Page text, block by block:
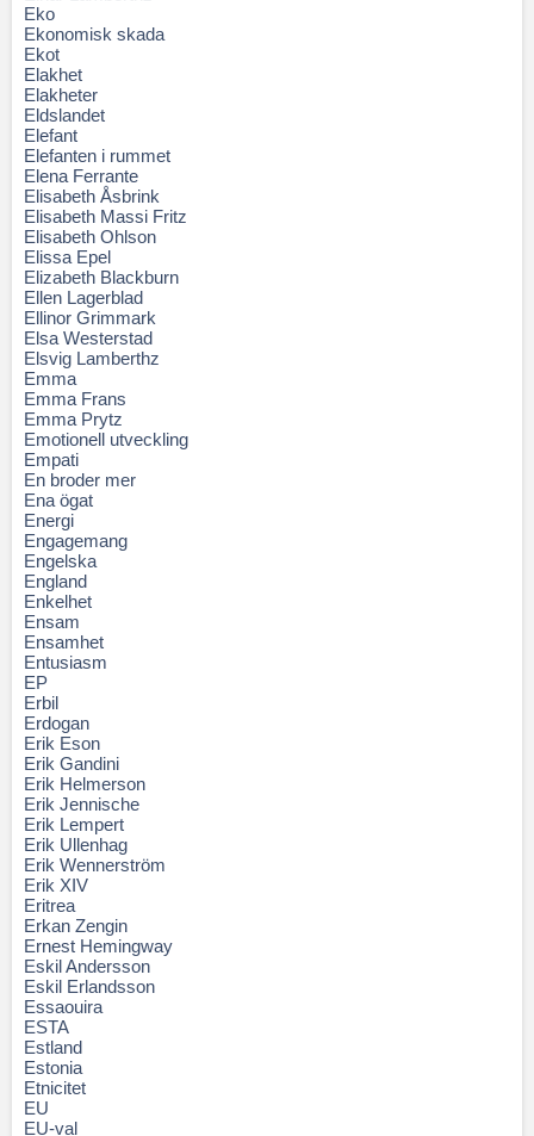
Eko
Ekonomisk skada
Ekot
Elakhet
Elakheter
Eldslandet
Elefant
Elefanten i rummet
Elena Ferrante
Elisabeth Åsbrink
Elisabeth Massi Fritz
Elisabeth Ohlson
Elissa Epel
Elizabeth Blackburn
Ellen Lagerblad
Ellinor Grimmark
Elsa Westerstad
Elsvig Lamberthz
Emma
Emma Frans
Emma Prytz
Emotionell utveckling
Empati
En broder mer
Ena ögat
Energi
Engagemang
Engelska
England
Enkelhet
Ensam
Ensamhet
Entusiasm
EP
Erbil
Erdogan
Erik Eson
Erik Gandini
Erik Helmerson
Erik Jennische
Erik Lempert
Erik Ullenhag
Erik Wennerström
Erik XIV
Eritrea
Erkan Zengin
Ernest Hemingway
Eskil Andersson
Eskil Erlandsson
Essaouira
ESTA
Estland
Estonia
Etnicitet
EU
EU-val